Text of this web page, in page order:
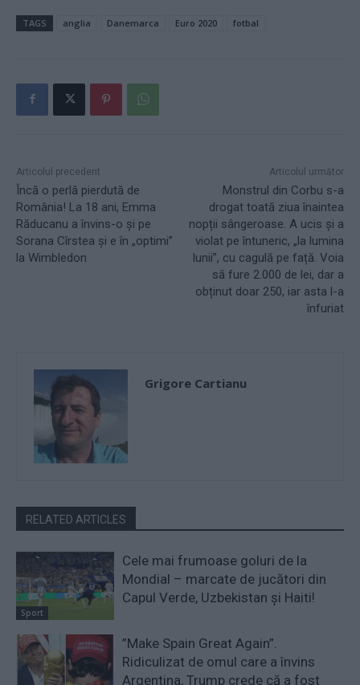
TAGS anglia Danemarca Euro 2020 fotbal
Articolul precedent
Încă o perlă pierdută de
România! La 18 ani, Emma
Răducanu a învins-o și pe
Sorana Cîrstea și e în „optimi”
la Wimbledon
Articolul următor
Monstrul din Corbu s-a
drogat toată ziua înaintea
nopții sângeroase. A ucis și a
violat pe întuneric, „la lumina
lunii”, cu cagulă pe față. Voia
să fure 2.000 de lei, dar a
obținut doar 250, iar asta l-a
înfuriat
Grigore Cartianu
RELATED ARTICLES
Sport
Cele mai frumoase goluri de la
Mondial – marcate de jucători din
Capul Verde, Uzbekistan și Haiti!
”Make Spain Great Again”.
Ridiculizat de omul care a învins
Argentina, Trump crede că a fost